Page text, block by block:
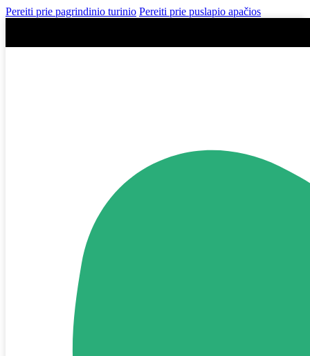
Pereiti prie pagrindinio turinio Pereiti prie puslapio apačios